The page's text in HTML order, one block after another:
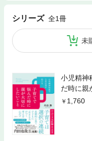
シリーズ 全1冊
未
小児精神
だ時に親
1,760